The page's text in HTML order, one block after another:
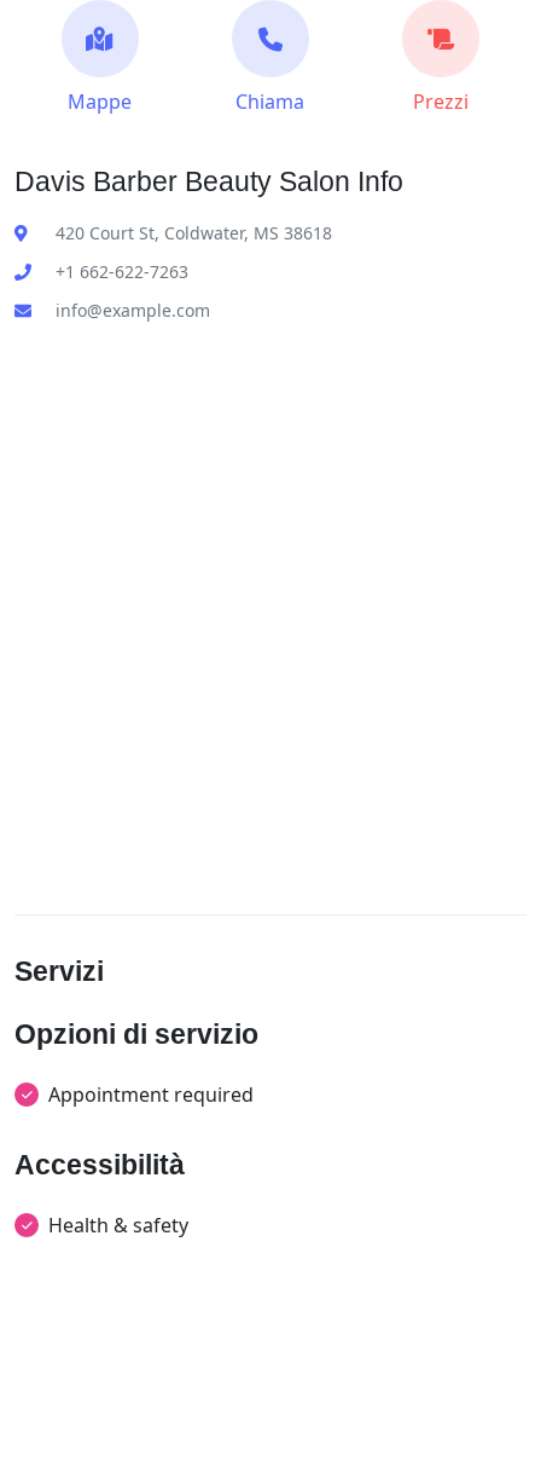
Mappe Chiama Prezzi
Davis Barber Beauty Salon Info
420 Court St, Coldwater, MS 38618
+1 662-622-7263
info@example.com
Servizi
Opzioni di servizio
Appointment required
Accessibilità
Health & safety